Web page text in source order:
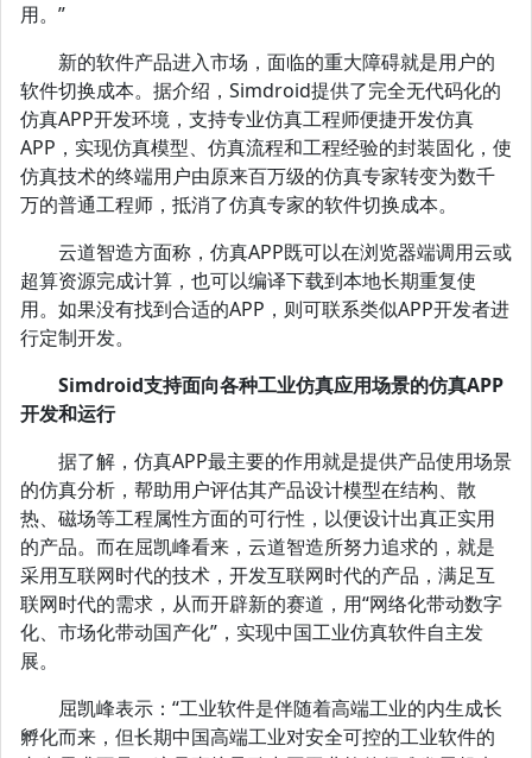
用。”
新的软件产品进入市场，面临的重大障碍就是用户的
软件切换成本。据介绍，Simdroid提供了完全无代码化的
仿真APP开发环境，支持专业仿真工程师便捷开发仿真
APP，实现仿真模型、仿真流程和工程经验的封装固化，使
仿真技术的终端用户由原来百万级的仿真专家转变为数千
万的普通工程师，抵消了仿真专家的软件切换成本。
云道智造方面称，仿真APP既可以在浏览器端调用云或
超算资源完成计算，也可以编译下载到本地长期重复使
用。如果没有找到合适的APP，则可联系类似APP开发者进
行定制开发。
Simdroid支持面向各种工业仿真应用场景的仿真APP
开发和运行
据了解，仿真APP最主要的作用就是提供产品使用场景
的仿真分析，帮助用户评估其产品设计模型在结构、散
热、磁场等工程属性方面的可行性，以便设计出真正实用
的产品。而在屈凯峰看来，云道智造所努力追求的，就是
采用互联网时代的技术，开发互联网时代的产品，满足互
联网时代的需求，从而开辟新的赛道，用“网络化带动数字
化、市场化带动国产化”，实现中国工业仿真软件自主发
展。
屈凯峰表示：“工业软件是伴随着高端工业的内生成长
孵化而来，但长期中国高端工业对安全可控的工业软件的